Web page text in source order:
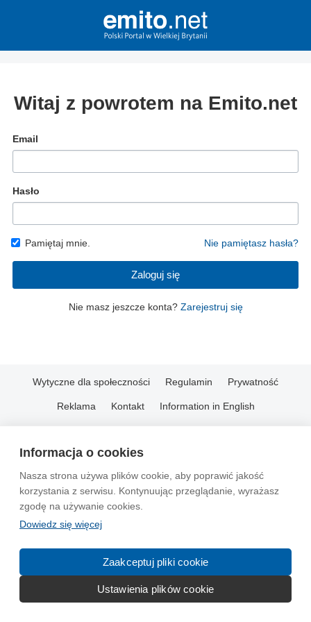
Informacja o cookies
Nasza strona używa plików cookie, aby poprawić jakość
korzystania z serwisu. Kontynuując przeglądanie, wyrażasz
zgodę na używanie cookies.
Dowiedz się więcej
Zaakceptuj pliki cookie
Ustawienia plików cookie
Witaj z powrotem na Emito.net
Email
Hasło
Pamiętaj mnie. Nie pamiętasz hasła?
Zaloguj się
Nie masz jeszcze konta? Zarejestruj się
Wytyczne dla społeczności Regulamin Prywatność
Reklama Kontakt Information in English